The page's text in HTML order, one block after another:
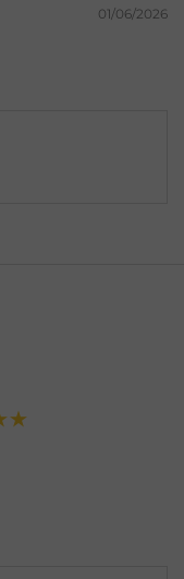
01/06/2026